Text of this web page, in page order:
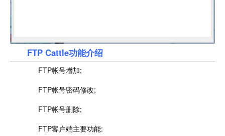
FTP Cattle功能介绍
FTP帐号增加;
FTP帐号密码修改;
FTP帐号删除;
FTP客户端主要功能: